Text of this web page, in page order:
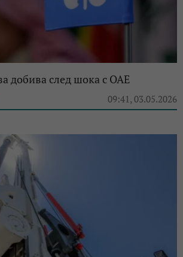
добива след шока с ОАЕ
09:41, 03.05.2026